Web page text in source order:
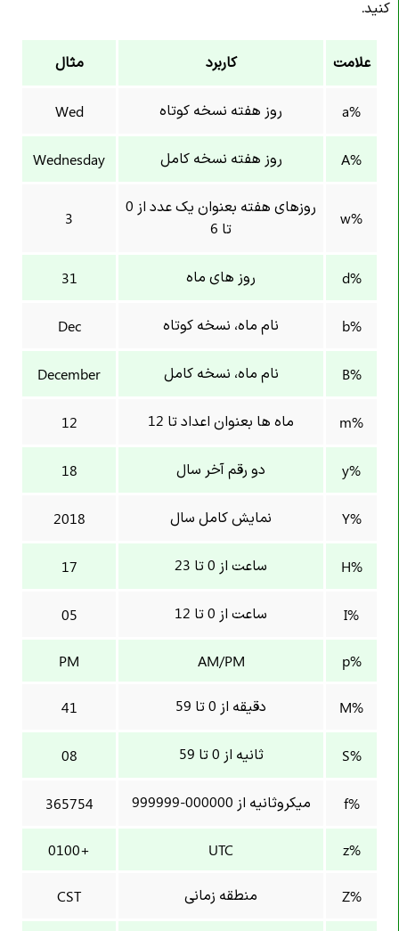
کنید.
علامت کاربرد مثال
%a روز هفته نسخه کوتاه Wed
%A روز هفته نسخه کامل Wednesday
%w
روزهای هفته بعنوان یک عدد از 0
تا 6
3
%d روز های ماه 31
%b نام ماه، نسخه کوتاه Dec
%B نام ماه، نسخه کامل December
%m ماه ها بعنوان اعداد تا 12 12
%y دو رقم آخر سال 18
%Y نمایش کامل سال 2018
%H ساعت از 0 تا 23 17
%I ساعت از 0 تا 12 05
%p
AM/PM
PM
%M دقیقه از 0 تا 59 41
%S ثانیه از 0 تا 59 08
%f میکروثانیه از 000000-999999 365754
%z
UTC
+0100
%Z منطقه زمانی CST